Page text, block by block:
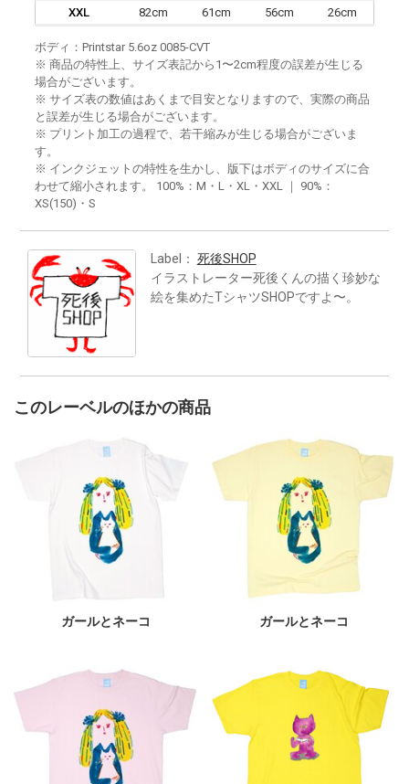
XXL 82cm 61cm 56cm 26cm
ボディ：Printstar 5.6oz 0085-CVT
※ 商品の特性上、サイズ表記から1〜2cm程度の誤差が生じる
場合がございます。
※ サイズ表の数値はあくまで目安となりますので、実際の商品
と誤差が生じる場合がございます。
※ プリント加工の過程で、若干縮みが生じる場合がございま
す。
※ インクジェットの特性を生かし、版下はボディのサイズに合
わせて縮小されます。 100%：M・L・XL・XXL ｜ 90%：
XS(150)・S
Label： 死後SHOP
イラストレーター死後くんの描く珍妙な
絵を集めたTシャツSHOPですよ〜。
このレーベルのほかの商品
ガールとネーコ ガールとネーコ